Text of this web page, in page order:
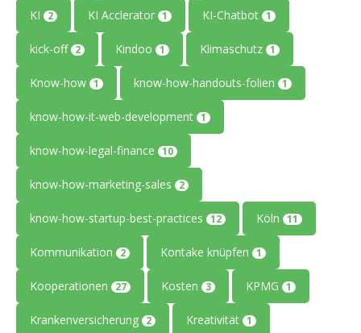
KI 2 KI Acclerator 1 KI-Chatbot 1
kick-off 2 Kindoo 1 Klimaschutz 1
Know-how 1 know-how-handouts-folien 1
know-how-it-web-development 1
know-how-legal-finance 10
know-how-marketing-sales 2
know-how-startup-best-practices 12 Köln 11
Kommunikation 2 Kontake knüpfen 1
Kooperationen 27 Kosten 3 KPMG 1
Krankenversicherung 2 Kreativität 1